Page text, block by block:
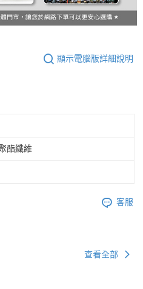
顯示電腦版詳細說明
酯纖維
客服
查看全部